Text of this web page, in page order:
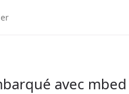
avec mbed